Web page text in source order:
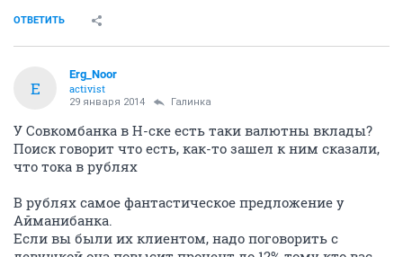
ОТВЕТИТЬ
E
Erg_Noor
activist
29 января 2014 Галинка
У Совкомбанка в Н-ске есть таки валютны вклады?
Поиск говорит что есть, как-то зашел к ним сказали,
что тока в рублях
В рублях самое фантастическое предложение у
Айманибанка.
Если вы были их клиентом, надо поговорить с